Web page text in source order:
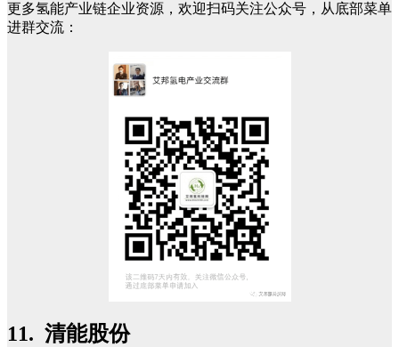
更多氢能产业链企业资源，欢迎扫码关注公众号，从底部菜单
进群交流：
11. 清能股份